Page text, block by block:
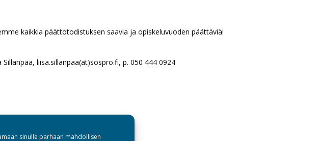
sinulle parhaan mahdollisen
kaikkia päättötodistuksen saavia ja opiskeluvuoden päättäviä!
liisa.sillanpaa(at)sospro.fi, p. 050 444 0924